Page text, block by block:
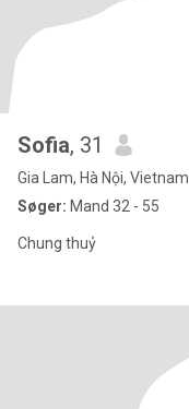
Sofia, 31
Gia Lam, Hà Nội, Vietnam
Søger: Mand 32 - 55
Chung thuỷ